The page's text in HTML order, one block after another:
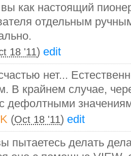
вы как настоящий
отдельным
18 '11) edit
нет...
В крайнем случае,
дефолтными
(Oct 18 '11) edit
пытаетесь делать